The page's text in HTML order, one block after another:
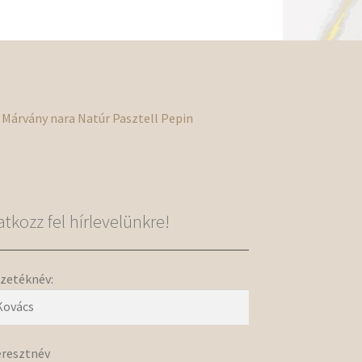
Márvány nara Natúr Pasztell Pepin
fel hírlevelünkre!